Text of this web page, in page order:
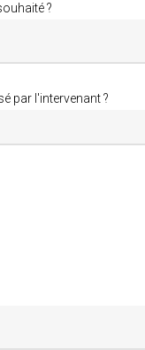
?
par l'intervenant ?